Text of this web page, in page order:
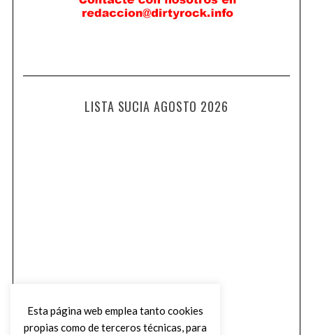
LISTA SUCIA AGOSTO 2026
Esta página web emplea tanto cookies
propias como de terceros técnicas, para